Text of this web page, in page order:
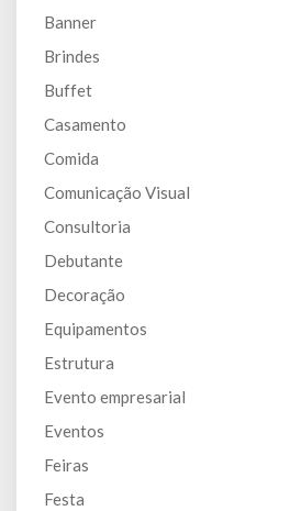
Banner
Brindes
Buffet
Casamento
Comida
Comunicação Visual
Consultoria
Debutante
Decoração
Equipamentos
Estrutura
Evento empresarial
Eventos
Feiras
Festa